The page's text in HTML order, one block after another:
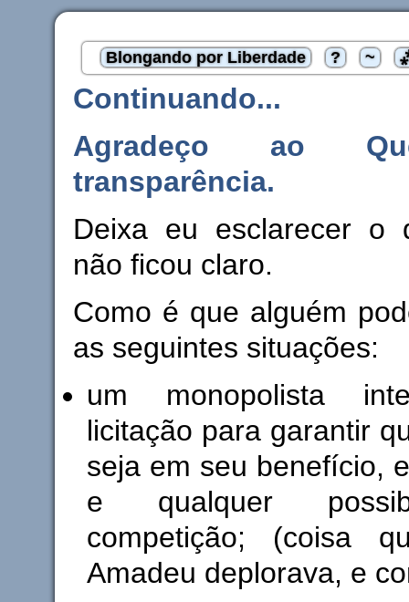
Blongando por Liberdade ? ~
Continuando...
Agradeço ao
transparência.
Deixa eu esclarecer o
não ficou claro.
Como é que alguém
as seguintes situações:
um monopolista
licitação para garantir
seja em seu benefício,
e qualquer
competição; (coisa
Amadeu deplorava, e